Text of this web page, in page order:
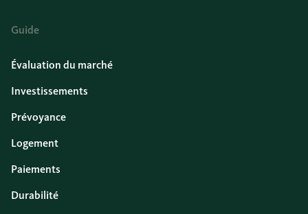
Guide
Évaluation du marché
Investissements
Prévoyance
Logement
Paiements
Durabilité